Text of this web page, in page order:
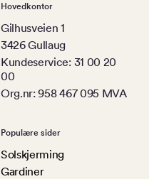
Hovedkontor
Gilhusveien 1
3426 Gullaug
Kundeservice: 31 00 20
00
Org.nr: 958 467 095 MVA
Populære sider
Solskjerming
Gardiner